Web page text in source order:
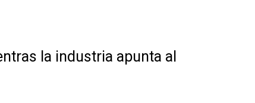
la industria apunta al